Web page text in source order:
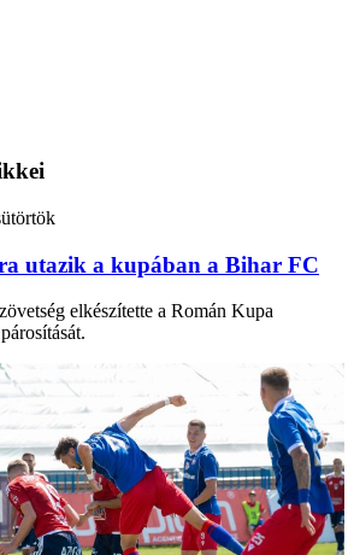
utazik a kupában a Bihar FC
elkészítette a Román Kupa